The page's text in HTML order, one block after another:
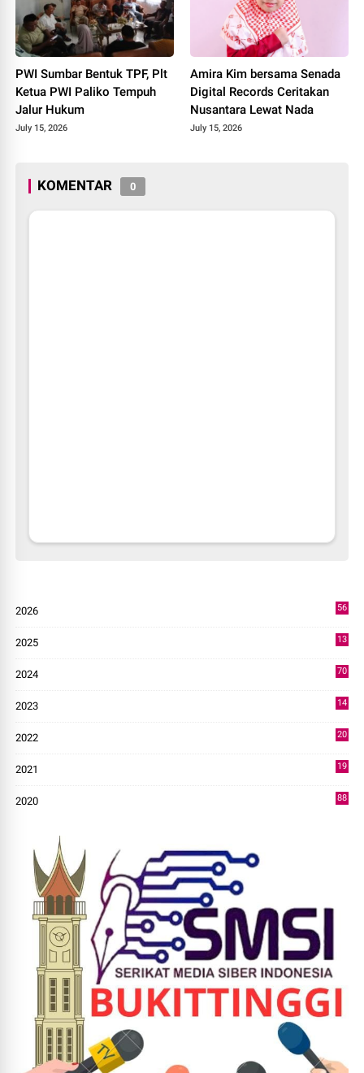
PWI Sumbar Bentuk TPF, Plt
Ketua PWI Paliko Tempuh
Jalur Hukum
July 15, 2026
Amira Kim bersama Senada
Digital Records Ceritakan
Nusantara Lewat Nada
July 15, 2026
KOMENTAR 0
2026
56
2025
13
2024
70
2023
14
2022
20
2021
19
2020
88